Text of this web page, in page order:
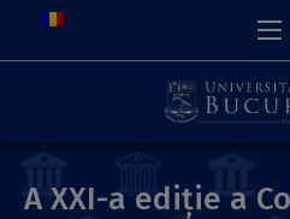
A XXI-a ediție a